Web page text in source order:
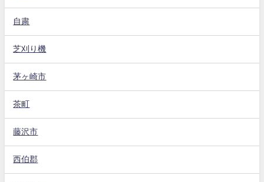
自粛
芝刈り機
茅ヶ崎市
茶町
藤沢市
西伯郡